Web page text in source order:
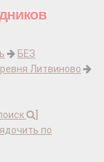
БЕЗ
Литвиново
по